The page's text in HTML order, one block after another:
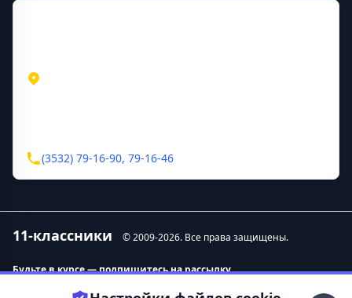
(3532) 79-16-90, 79-16-46
11-классники © 2009-2026. Все права защищены.
Будьте в курсе — подпишитесь на рассылку.